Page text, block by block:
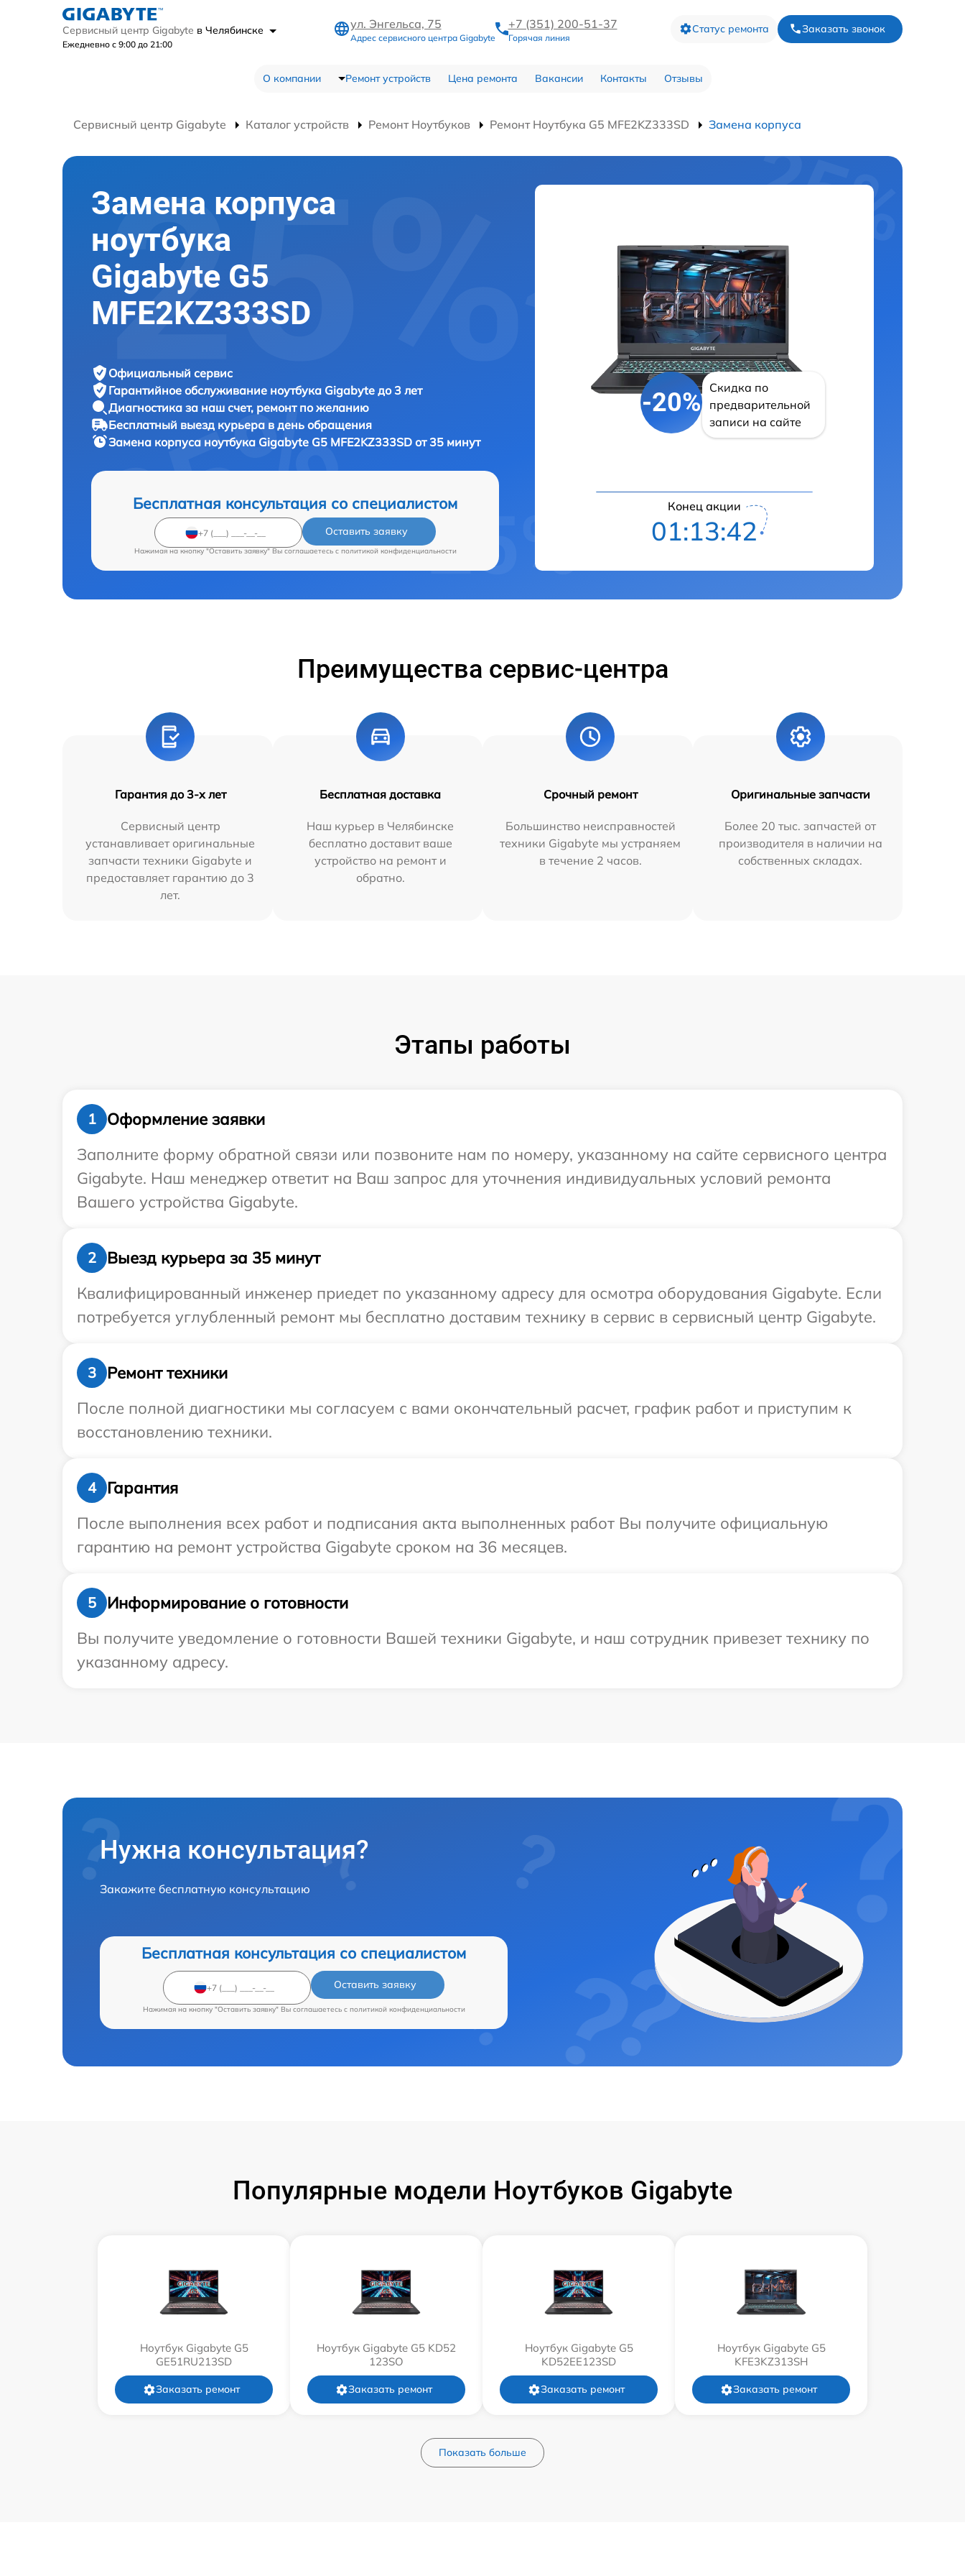
Сервисный центр Gigabyte в Челябинске
Ежедневно с 9:00 до 21:00
ул. Энгельса, 75
Адрес сервисного центра Gigabyte
+7 (351) 200-51-37
Горячая линия
Статус ремонта Заказать звонок
О компании Ремонт устройств Цена ремонта Вакансии Контакты Отзывы
Сервисный центр Gigabyte Каталог устройств Ремонт Ноутбуков Ремонт Ноутбука G5 MFE2KZ333SD Замена корпуса
Замена корпуса
ноутбука
Gigabyte G5
MFE2KZ333SD
Официальный сервис
Гарантийное обслуживание ноутбука Gigabyte до 3 лет
Диагностика за наш счет, ремонт по желанию
Бесплатный выезд курьера в день обращения
Замена корпуса ноутбука Gigabyte G5 MFE2KZ333SD от 35 минут
Бесплатная консультация со специалистом
Оставить заявку
Нажимая на кнопку "Оставить заявку" Вы соглашаетесь c политикой конфиденциальности
-20%
Скидка по
предварительной
записи на сайте
Конец акции
01:13:41
Преимущества сервис-центра
Гарантия до 3-х лет
Сервисный центр
устанавливает оригинальные
запчасти техники Gigabyte и
предоставляет гарантию до 3
лет.
Бесплатная доставка
Наш курьер в Челябинске
бесплатно доставит ваше
устройство на ремонт и
обратно.
Срочный ремонт
Большинство неисправностей
техники Gigabyte мы устраняем
в течение 2 часов.
Оригинальные запчасти
Более 20 тыс. запчастей от
производителя в наличии на
собственных складах.
Этапы работы
1
Оформление заявки
Заполните форму обратной связи или позвоните нам по номеру, указанному на сайте сервисного центра
Gigabyte. Наш менеджер ответит на Ваш запрос для уточнения индивидуальных условий ремонта
Вашего устройства Gigabyte.
2
Выезд курьера за 35 минут
Квалифицированный инженер приедет по указанному адресу для осмотра оборудования Gigabyte. Если
потребуется углубленный ремонт мы бесплатно доставим технику в сервис в сервисный центр Gigabyte.
3
Ремонт техники
После полной диагностики мы согласуем с вами окончательный расчет, график работ и приступим к
восстановлению техники.
4
Гарантия
После выполнения всех работ и подписания акта выполненных работ Вы получите официальную
гарантию на ремонт устройства Gigabyte сроком на 36 месяцев.
5
Информирование о готовности
Вы получите уведомление о готовности Вашей техники Gigabyte, и наш сотрудник привезет технику по
указанному адресу.
Нужна консультация?
Закажите бесплатную консультацию
Бесплатная консультация со специалистом
Оставить заявку
Нажимая на кнопку "Оставить заявку" Вы соглашаетесь c политикой конфиденциальности
Популярные модели Ноутбуков Gigabyte
Ноутбук Gigabyte G5
GE51RU213SD
Заказать ремонт
Ноутбук Gigabyte G5 KD52
123SO
Заказать ремонт
Ноутбук Gigabyte G5
KD52EE123SD
Заказать ремонт
Ноутбук Gigabyte G5
KFE3KZ313SH
Заказать ремонт
Показать больше